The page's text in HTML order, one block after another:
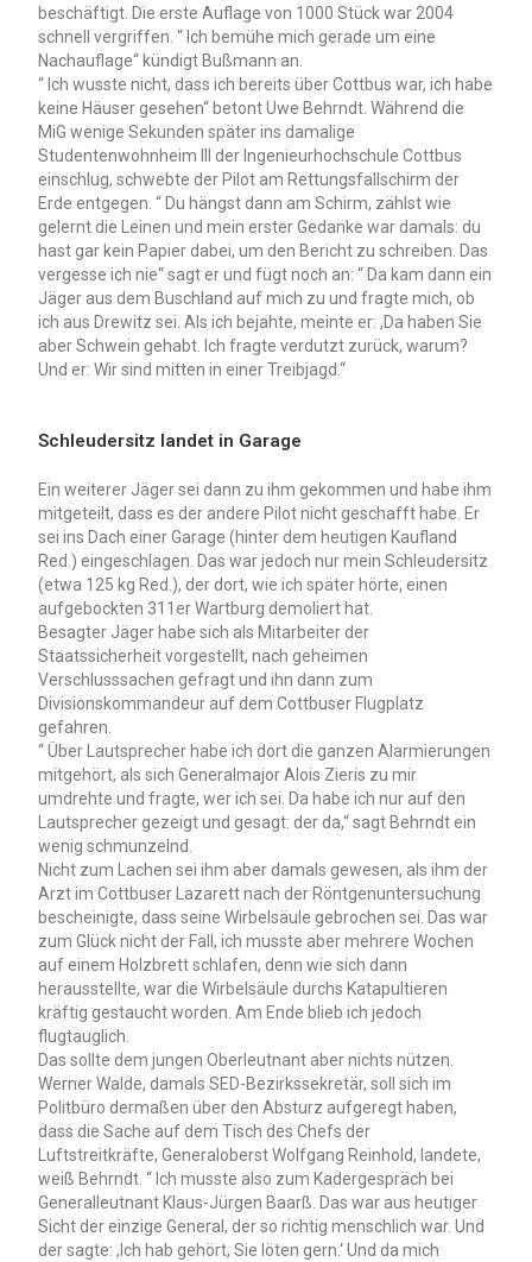
beschäftigt. Die erste Auflage von 1000 Stück war 2004
schnell vergriffen. “ Ich bemühe mich gerade um eine
Nachauflage“ kündigt Bußmann an.
“ Ich wusste nicht, dass ich bereits über Cottbus war, ich habe
keine Häuser gesehen“ betont Uwe Behrndt. Während die
MiG wenige Sekunden später ins damalige
Studentenwohnheim III der Ingenieurhochschule Cottbus
einschlug, schwebte der Pilot am Rettungsfallschirm der
Erde entgegen. “ Du hängst dann am Schirm, zählst wie
gelernt die Leinen und mein erster Gedanke war damals: du
hast gar kein Papier dabei, um den Bericht zu schreiben. Das
vergesse ich nie“ sagt er und fügt noch an: “ Da kam dann ein
Jäger aus dem Buschland auf mich zu und fragte mich, ob
ich aus Drewitz sei. Als ich bejahte, meinte er: ,Da haben Sie
aber Schwein gehabt. Ich fragte verdutzt zurück, warum?
Und er: Wir sind mitten in einer Treibjagd.“
Schleudersitz landet in Garage
Ein weiterer Jäger sei dann zu ihm gekommen und habe ihm
mitgeteilt, dass es der andere Pilot nicht geschafft habe. Er
sei ins Dach einer Garage (hinter dem heutigen Kaufland
Red.) eingeschlagen. Das war jedoch nur mein Schleudersitz
(etwa 125 kg Red.), der dort, wie ich später hörte, einen
aufgebockten 311er Wartburg demoliert hat.
Besagter Jäger habe sich als Mitarbeiter der
Staatssicherheit vorgestellt, nach geheimen
Verschlusssachen gefragt und ihn dann zum
Divisionskommandeur auf dem Cottbuser Flugplatz
gefahren.
“ Über Lautsprecher habe ich dort die ganzen Alarmierungen
mitgehört, als sich Generalmajor Alois Zieris zu mir
umdrehte und fragte, wer ich sei. Da habe ich nur auf den
Lautsprecher gezeigt und gesagt: der da,“ sagt Behrndt ein
wenig schmunzelnd.
Nicht zum Lachen sei ihm aber damals gewesen, als ihm der
Arzt im Cottbuser Lazarett nach der Röntgenuntersuchung
bescheinigte, dass seine Wirbelsäule gebrochen sei. Das war
zum Glück nicht der Fall, ich musste aber mehrere Wochen
auf einem Holzbrett schlafen, denn wie sich dann
herausstellte, war die Wirbelsäule durchs Katapultieren
kräftig gestaucht worden. Am Ende blieb ich jedoch
flugtauglich.
Das sollte dem jungen Oberleutnant aber nichts nützen.
Werner Walde, damals SED-Bezirkssekretär, soll sich im
Politbüro dermaßen über den Absturz aufgeregt haben,
dass die Sache auf dem Tisch des Chefs der
Luftstreitkräfte, Generaloberst Wolfgang Reinhold, landete,
weiß Behrndt. “ Ich musste also zum Kadergespräch bei
Generalleutnant Klaus-Jürgen Baarß. Das war aus heutiger
Sicht der einzige General, der so richtig menschlich war. Und
der sagte: ,Ich hab gehört, Sie löten gern.‘ Und da mich